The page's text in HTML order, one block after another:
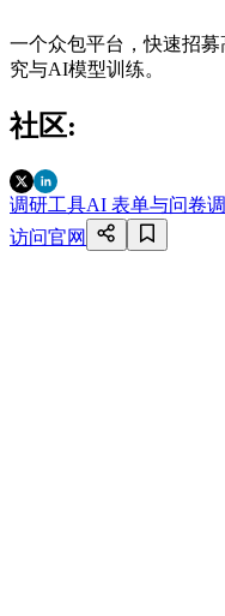
一个众包平台，快速招
究与AI模型训练。
社区:
调研工具AI 表单与问卷
访问官网